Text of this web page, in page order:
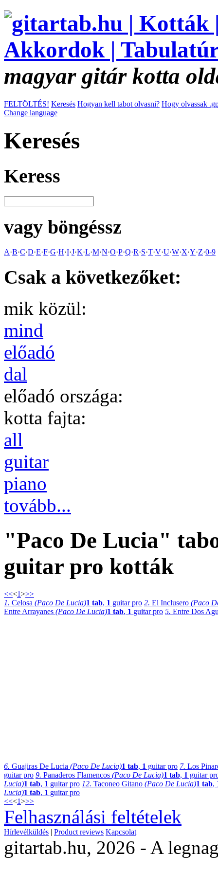
magyar gitár kotta
FELTÖLTÉS! Keresés Hogyan kell tabot olvasni? Hogy olvassak
Change language
Keresés
Keress
vagy böngéssz
A·B·C·D·E·F·G·H·I·J·K·L·M·N·O·P·Q·R·S·T·V·U·W·X·Y·Z·0-9
Csak a következőket:
mik közül:
mind
előadó
dal
előadó országa:
kotta fajta:
all
guitar
piano
tovább...
"Paco De Lucia"
guitar pro kották
<<<1>>>
1. Celosa (Paco De Lucia)1 tab, 1 guitar pro 2. El Inclusero (Paco
Entre Arrayanes (Paco De Lucia)1 tab, 1 guitar pro 5. Entre Dos
6. Guajiras De Lucia (Paco De Lucia)1 tab, 1 guitar pro 7. Los
guitar pro 9. Panaderos Flamencos (Paco De Lucia)1 tab, 1 guitar
Lucia)1 tab, 1 guitar pro 12. Taconeo Gitano (Paco De Lucia)1 tab,
Lucia)1 tab, 1 guitar pro
<<<1>>>
Felhasználási feltételek
Hírlevélküldés | Product reviews Kapcsolat
gitartab.hu, 2026 - A